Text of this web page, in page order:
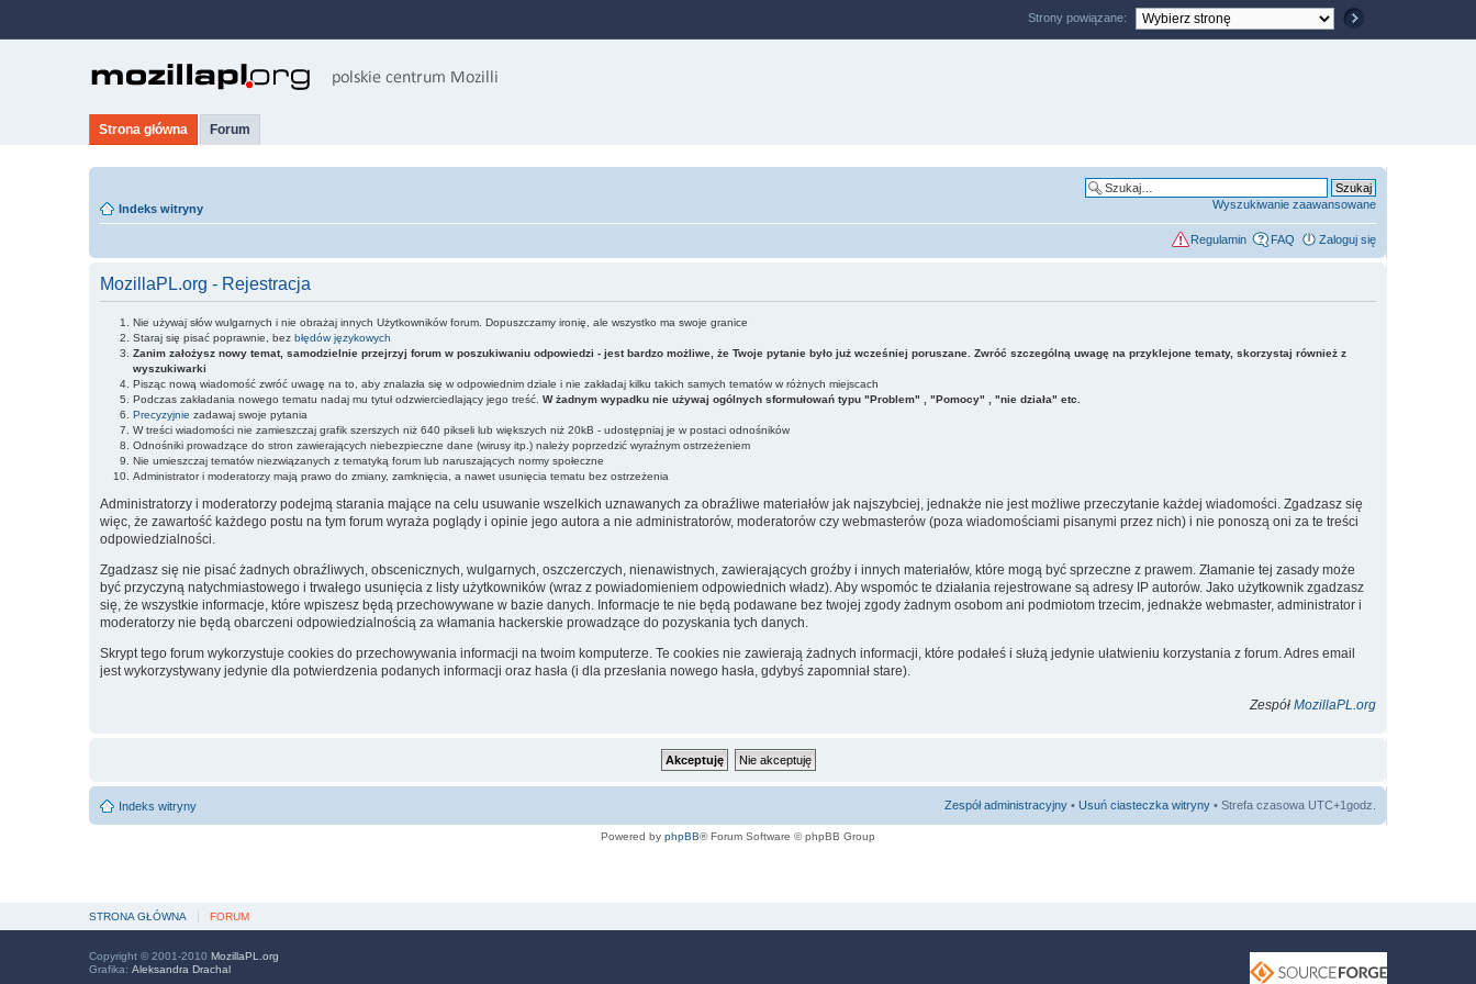
Strona główna Forum
Wyszukiwanie zaawansowane
Indeks witryny
Regulamin FAQ Zaloguj się
MozillaPL.org - Rejestracja
Nie używaj słów wulgarnych i nie obrażaj innych Użytkowników forum. Dopuszczamy ironię, ale wszystko ma swoje granice
Staraj się pisać poprawnie, bez błędów językowych
Zanim założysz nowy temat, samodzielnie przejrzyj forum w poszukiwaniu odpowiedzi - jest bardzo możliwe, że Twoje pytanie było już wcześniej poruszane. Zwróć szczególną uwagę na przyklejone tematy, skorzystaj również z
wyszukiwarki
Pisząc nową wiadomość zwróć uwagę na to, aby znalazła się w odpowiednim dziale i nie zakładaj kilku takich samych tematów w różnych miejscach
Podczas zakładania nowego tematu nadaj mu tytuł odzwierciedlający jego treść. W żadnym wypadku nie używaj ogólnych sformułowań typu "Problem" , "Pomocy" , "nie działa" etc.
Precyzyjnie zadawaj swoje pytania
W treści wiadomości nie zamieszczaj grafik szerszych niż 640 pikseli lub większych niż 20kB - udostępniaj je w postaci odnośników
Odnośniki prowadzące do stron zawierających niebezpieczne dane (wirusy itp.) należy poprzedzić wyraźnym ostrzeżeniem
Nie umieszczaj tematów niezwiązanych z tematyką forum lub naruszających normy społeczne
Administrator i moderatorzy mają prawo do zmiany, zamknięcia, a nawet usunięcia tematu bez ostrzeżenia
Administratorzy i moderatorzy podejmą starania mające na celu usuwanie wszelkich uznawanych za obraźliwe materiałów jak najszybciej, jednakże nie jest możliwe przeczytanie każdej wiadomości. Zgadzasz się
więc, że zawartość każdego postu na tym forum wyraża poglądy i opinie jego autora a nie administratorów, moderatorów czy webmasterów (poza wiadomościami pisanymi przez nich) i nie ponoszą oni za te treści
odpowiedzialności.
Zgadzasz się nie pisać żadnych obraźliwych, obscenicznych, wulgarnych, oszczerczych, nienawistnych, zawierających groźby i innych materiałów, które mogą być sprzeczne z prawem. Złamanie tej zasady może
być przyczyną natychmiastowego i trwałego usunięcia z listy użytkowników (wraz z powiadomieniem odpowiednich władz). Aby wspomóc te działania rejestrowane są adresy IP autorów. Jako użytkownik zgadzasz
się, że wszystkie informacje, które wpiszesz będą przechowywane w bazie danych. Informacje te nie będą podawane bez twojej zgody żadnym osobom ani podmiotom trzecim, jednakże webmaster, administrator i
moderatorzy nie będą obarczeni odpowiedzialnością za włamania hackerskie prowadzące do pozyskania tych danych.
Skrypt tego forum wykorzystuje cookies do przechowywania informacji na twoim komputerze. Te cookies nie zawierają żadnych informacji, które podałeś i służą jedynie ułatwieniu korzystania z forum. Adres email
jest wykorzystywany jedynie dla potwierdzenia podanych informacji oraz hasła (i dla przesłania nowego hasła, gdybyś zapomniał stare).
ZespółMozillaPL.org
Indeks witryny Zespół administracyjny •Usuń ciasteczka witryny • Strefa czasowa UTC+1godz.
Powered by phpBB® Forum Software © phpBB Group
Strony powiązane:
STRONA GŁÓWNA FORUM
Copyright © 2001-2010 MozillaPL.org
Grafika: Aleksandra Drachal